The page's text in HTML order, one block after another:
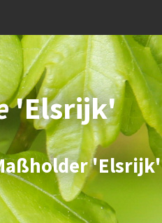
'Elsrijk'
'Elsrijk'